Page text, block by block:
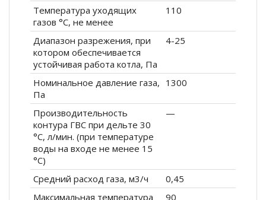
Температура уходящих
газов °С, не менее
110
Диапазон разрежения, при
котором обеспечивается
устойчивая работа котла, Па
4-25
Номинальное давление газа,
Па
1300
Производительность
контура ГВС при дельте 30
°С, л/мин. (при температуре
воды на входе не менее 15
°С)
—
Средний расход газа, м3/ч
0,45
Максимальная температура
90